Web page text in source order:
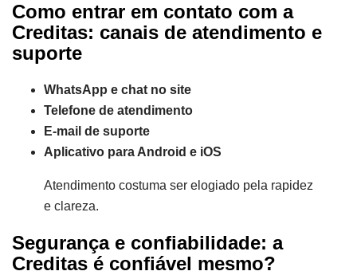
Como entrar em contato com a
Creditas: canais de atendimento e
suporte
WhatsApp e chat no site
Telefone de atendimento
E-mail de suporte
Aplicativo para Android e iOS
Atendimento costuma ser elogiado pela rapidez
e clareza.
Segurança e confiabilidade: a
Creditas é confiável mesmo?